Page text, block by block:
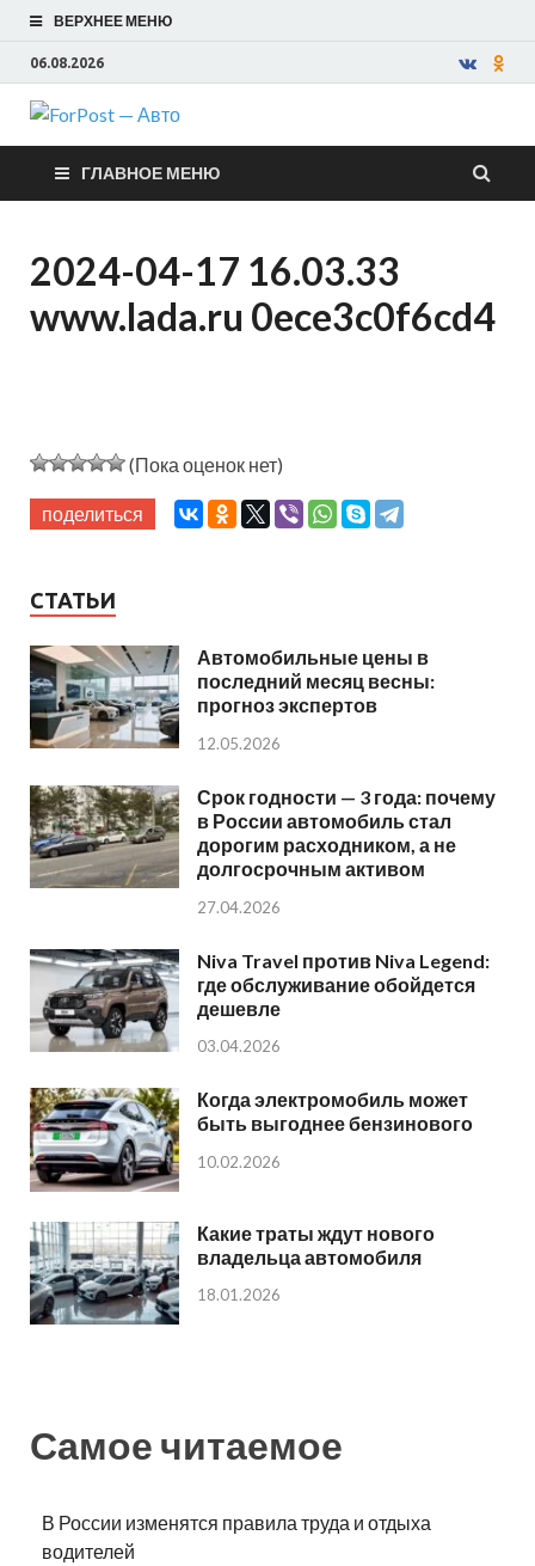
ВЕРХНЕЕ МЕНЮ
06.08.2026
ForPost —
Авто
ГЛАВНОЕ МЕНЮ
2024-04-17 16.03.33
www.lada.ru 0ece3c0f6cd4
(Пока оценок нет)
поделиться
СТАТЬИ
Автомобильные цены в
последний месяц весны:
прогноз экспертов
12.05.2026
Срок годности — 3 года: почему
в России автомобиль стал
дорогим расходником, а не
долгосрочным активом
27.04.2026
Niva Travel против Niva Legend:
где обслуживание обойдется
дешевле
03.04.2026
Когда электромобиль может
быть выгоднее бензинового
10.02.2026
Какие траты ждут нового
владельца автомобиля
18.01.2026
Самое читаемое
В России изменятся правила труда и отдыха
водителей